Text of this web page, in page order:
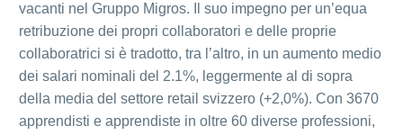
vacanti nel Gruppo Migros. Il suo impegno per un’equa
retribuzione dei propri collaboratori e delle proprie
collaboratrici si è tradotto, tra l’altro, in un aumento medio
dei salari nominali del 2.1%, leggermente al di sopra
della media del settore retail svizzero (+2,0%). Con 3670
apprendisti e apprendiste in oltre 60 diverse professioni,